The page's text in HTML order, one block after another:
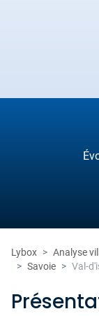
Lybox Analyse
Savoie
Val-